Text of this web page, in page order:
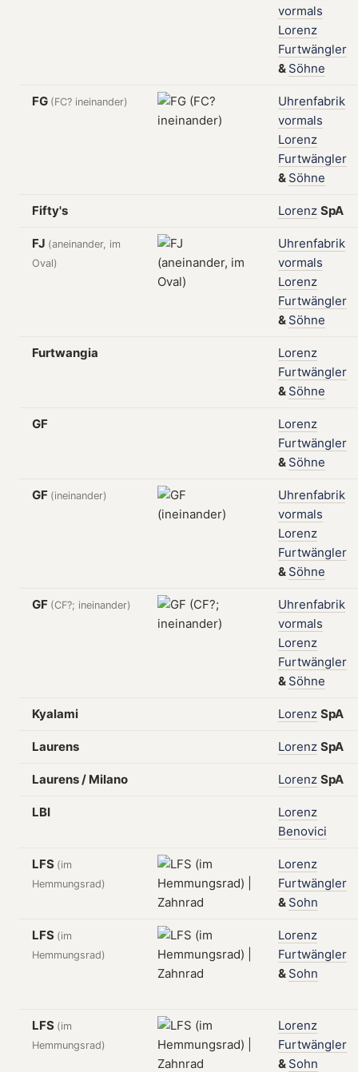
vormals
Lorenz
Furtwängler
& Söhne
FG (FC? ineinander)
Uhrenfabrik
vormals
Lorenz
Furtwängler
& Söhne
Fifty's Lorenz SpA
FJ (aneinander, im
Oval)
Uhrenfabrik
vormals
Lorenz
Furtwängler
& Söhne
Furtwangia
Lorenz
Furtwängler
& Söhne
GF
Lorenz
Furtwängler
& Söhne
GF (ineinander)
Uhrenfabrik
vormals
Lorenz
Furtwängler
& Söhne
GF (CF?; ineinander)
Uhrenfabrik
vormals
Lorenz
Furtwängler
& Söhne
Kyalami Lorenz SpA
Laurens Lorenz SpA
Laurens / Milano Lorenz SpA
LBI
Lorenz
Benovici
LFS (im
Hemmungsrad)
Lorenz
Furtwängler
& Sohn
LFS (im
Hemmungsrad)
Lorenz
Furtwängler
& Sohn
LFS (im
Hemmungsrad)
Lorenz
Furtwängler
& Sohn